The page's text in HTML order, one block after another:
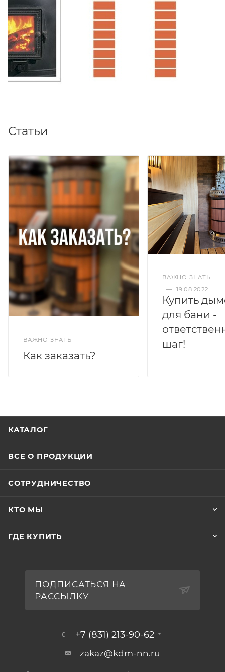
Статьи
ВАЖНО ЗНАТЬ
Как заказать?
ВАЖНО ЗНАТЬ
— 19.08.2022
Купить
для бани -
шаг!
КАТАЛОГ
ВСЕ О ПРОДУКЦИИ
СОТРУДНИЧЕСТВО
КТО МЫ
ГДЕ КУПИТЬ
ПОДПИСАТЬСЯ НА
РАССЫЛКУ
+7 (831) 213-90-62
zakaz@kdm-nn.ru